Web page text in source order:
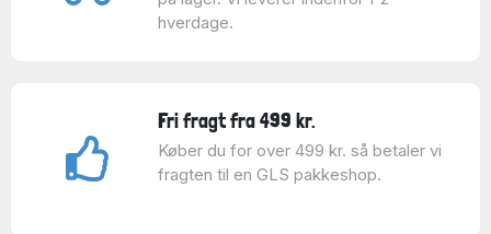
hverdage.
Fri fragt fra 499 kr.
Køber du for over 499 kr. så betaler vi
fragten til en GLS pakkeshop.